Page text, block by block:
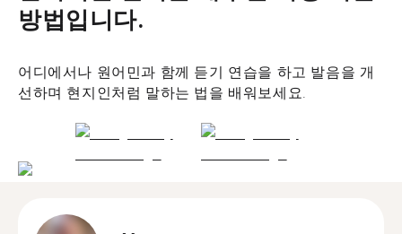
방법입니다.
어디에서나 원어민과 함께 듣기 연습을 하고 발음을 개
선하며 현지인처럼 말하는 법을 배워보세요.